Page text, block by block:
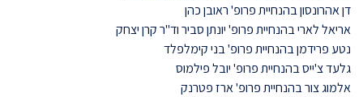
דן אהרונסון בהנחיית פרופ' ראובן כהן
אריאל לארי בהנחיית פרופ' יונתן סביר וד"ר קרן יצחק
נטע פרידמן בהנחיית פרופ' בני קימלפלד
גלעד צ'ייס בהנחיית פרופ' יובל פילמוס
אלמוג צור בהנחיית פרופ' ארז פטרנק